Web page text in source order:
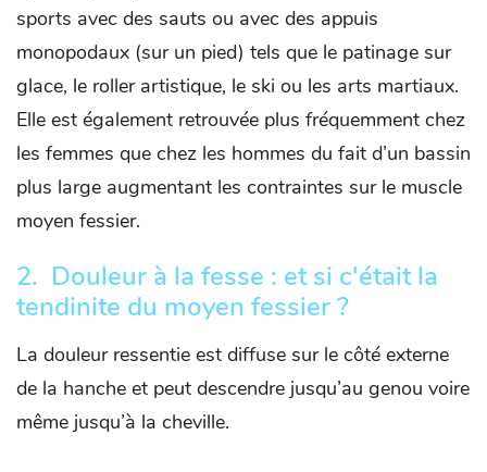
sports avec des sauts ou avec des appuis
monopodaux (sur un pied) tels que le patinage sur
glace, le roller artistique, le ski ou les arts martiaux.
Elle est également retrouvée plus fréquemment chez
les femmes que chez les hommes du fait d’un bassin
plus large augmentant les contraintes sur le muscle
moyen fessier.
2. Douleur à la fesse : et si c'était la
tendinite du moyen fessier ?
La douleur ressentie est diffuse sur le côté externe
de la hanche et peut descendre jusqu’au genou voire
même jusqu’à la cheville.